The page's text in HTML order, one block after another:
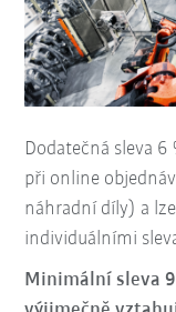
Dodatečná sleva 6
při online
náhradní díly) a
individuálními
Minimální sleva